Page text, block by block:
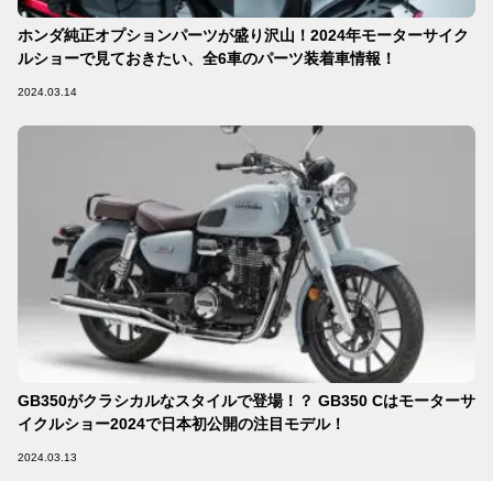
ホンダ純正オプションパーツが盛り沢山！2024年モーターサイク
ルショーで見ておきたい、全6車のパーツ装着車情報！
2024.03.14
GB350がクラシカルなスタイルで登場！？ GB350 Cはモーターサ
イクルショー2024で日本初公開の注目モデル！
2024.03.13